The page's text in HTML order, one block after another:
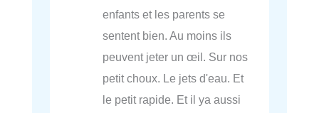
enfants et les parents se
sentent bien. Au moins ils
peuvent jeter un œil. Sur nos
petit choux. Le jets d'eau. Et
le petit rapide. Et il ya aussi